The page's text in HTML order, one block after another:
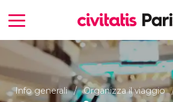
Info generali Organizza il viaggio